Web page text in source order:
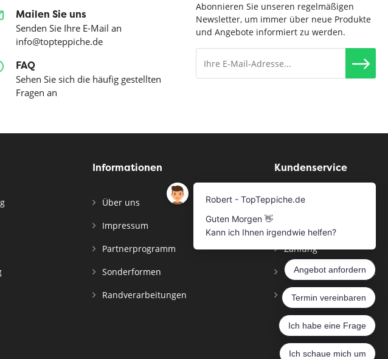
Mailen Sie uns
Senden Sie Ihre E-Mail an
info@topteppiche.de
FAQ
Sehen Sie sich die häufig gestellten
Fragen an
Abonnieren Sie unseren regelmäßigen
Newsletter, um immer über neue Produkte
und Angebote informiert zu werden.
Informationen
Über uns
Impressum
Partnerprogramm
Sonderformen
Randverarbeitungen
Kundenservice
Musterservice
Zahlung
Versandinformationen
Widerrufsbelehrung